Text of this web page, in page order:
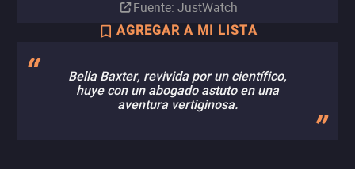
Fuente: JustWatch
AGREGAR A MI LISTA
Bella Baxter, revivida por un científico,
huye con un abogado astuto en una
aventura vertiginosa.